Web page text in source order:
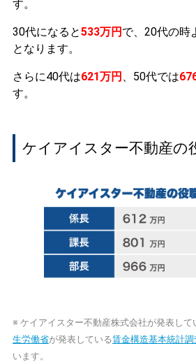
す。
30代になると533万円 で、20代の時
となります。
さらに40代は621万円 、50代では
す。
ケイアイスター不動産の
※ ケイアイスター不動産株式会社が発表して
生労働省が発表している賃金構造基本統計調
います。